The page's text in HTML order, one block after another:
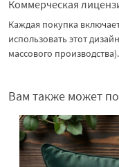
Коммерческая
Каждая покупка
использовать этот
массового производства).
Вам также может